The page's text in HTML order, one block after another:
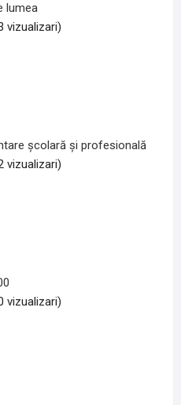
lumea
vizualizari)
școlară și profesională
vizualizari)
vizualizari)